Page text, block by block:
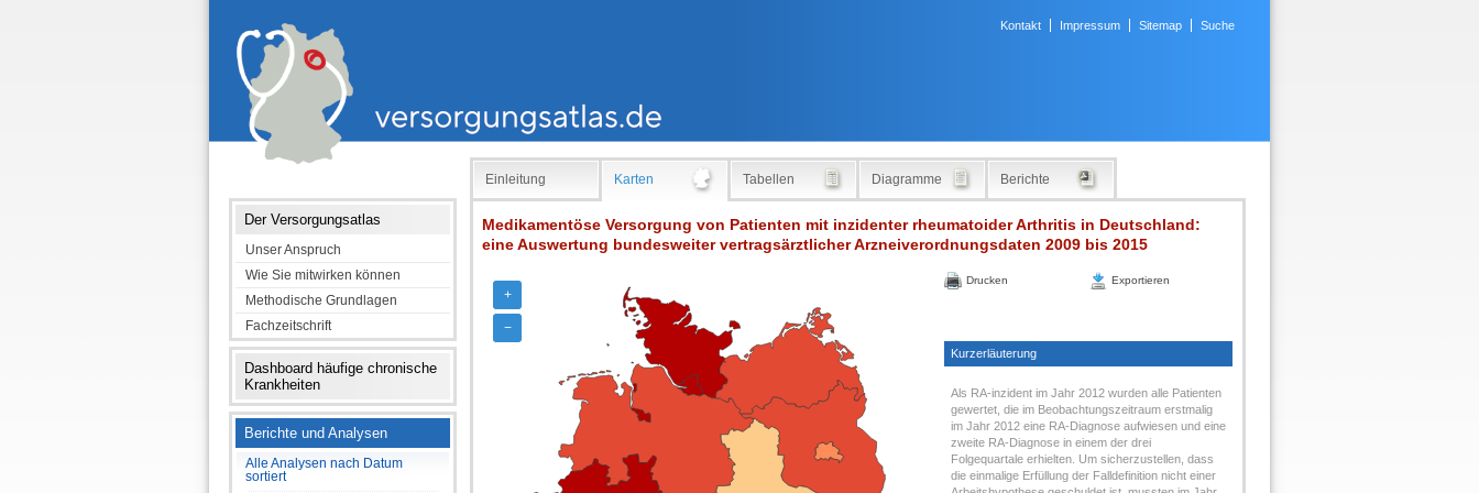
Suche
Sitemap
Impressum
Kontakt
Der Versorgungsatlas
Unser Anspruch
Wie Sie mitwirken können
Methodische Grundlagen
Fachzeitschrift
Dashboard häufige chronische
Krankheiten
Berichte und Analysen
Alle Analysen nach Datum
sortiert
Einleitung Karten Tabellen Diagramme Berichte
Medikamentöse Versorgung von Patienten mit inzidenter rheumatoider Arthritis in Deutschland:
eine Auswertung bundesweiter vertragsärztlicher Arzneiverordnungsdaten 2009 bis 2015
+
−
Drucken Exportieren
Kurzerläuterung
Als RA-inzident im Jahr 2012 wurden alle Patienten
gewertet, die im Beobachtungszeitraum erstmalig
im Jahr 2012 eine RA-Diagnose aufwiesen und eine
zweite RA-Diagnose in einem der drei
Folgequartale erhielten. Um sicherzustellen, dass
die einmalige Erfüllung der Falldefinition nicht einer